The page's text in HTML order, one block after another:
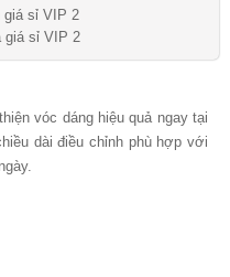
sỉ VIP 2
giá sỉ VIP 2
vóc dáng hiệu quả ngay tại
dài điều chỉnh phù hợp với